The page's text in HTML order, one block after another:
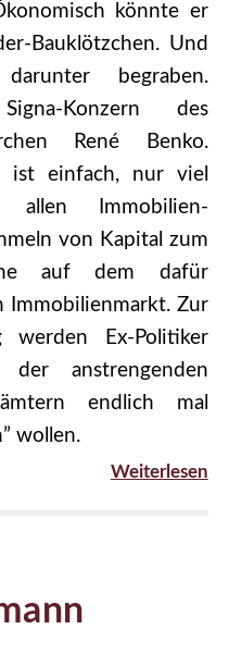
könnte er
Bauklötzchen. Und
begraben.
Konzern des
René Benko.
ist einfach, nur viel
Immobilien-
von Kapital zum
auf dem dafür
Immobilienmarkt. Zur
werden Ex-Politiker
anstrengenden
endlich mal
wollen.
Weiterlesen